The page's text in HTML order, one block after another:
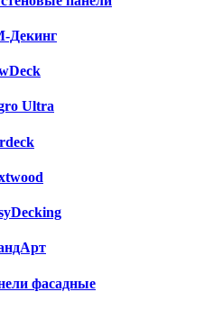
Декинг
Ultra
фасадные